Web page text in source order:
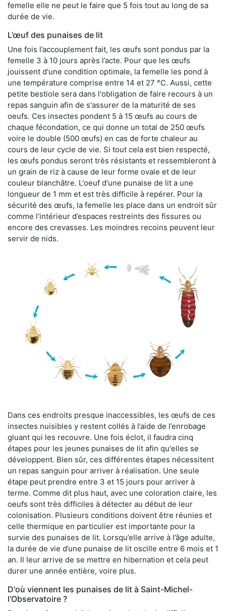
femelle elle ne peut le faire que 5 fois tout au long de sa
durée de vie.
L’œuf des punaises de lit
Une fois l’accouplement fait, les œufs sont pondus par la
femelle 3 à 10 jours après l’acte. Pour que les œufs
jouissent d'une condition optimale, la femelle les pond à
une température comprise entre 14 et 27 °C. Aussi, cette
petite bestiole sera dans l'obligation de faire recours à un
repas sanguin afin de s'assurer de la maturité de ses
oeufs. Ces insectes pondent 5 à 15 œufs au cours de
chaque fécondation, ce qui donne un total de 250 œufs
voire le double (500 œufs) en cas de forte chaleur au
cours de leur cycle de vie. Si tout cela est bien respecté,
les œufs pondus seront très résistants et ressembleront à
un grain de riz à cause de leur forme ovale et de leur
couleur blanchâtre. L'oeuf d'une punaise de lit a une
longueur de 1 mm et est très difficile à repérer. Pour la
sécurité des œufs, la femelle les place dans un endroit sûr
comme l’intérieur d’espaces restreints des fissures ou
encore des crevasses. Les moindres recoins peuvent leur
servir de nids.
Dans ces endroits presque inaccessibles, les œufs de ces
insectes nuisibles y restent collés à l’aide de l’enrobage
gluant qui les recouvre. Une fois éclot, il faudra cinq
étapes pour les jeunes punaises de lit afin qu'elles se
développent. Bien sûr, ces différentes étapes nécessitent
un repas sanguin pour arriver à réalisation. Une seule
étape peut prendre entre 3 et 15 jours pour arriver à
terme. Comme dit plus haut, avec une coloration claire, les
oeufs sont très difficiles à détecter au début de leur
colonisation. Plusieurs conditions doivent être réunies et
celle thermique en particulier est importante pour la
survie des punaises de lit. Lorsqu’elle arrive à l’âge adulte,
la durée de vie d’une punaise de lit oscille entre 6 mois et 1
an. Il leur arrive de se mettre en hibernation et cela peut
durer une année entière, voire plus.
D'où viennent les punaises de lit à Saint-Michel-
l'Observatoire ?